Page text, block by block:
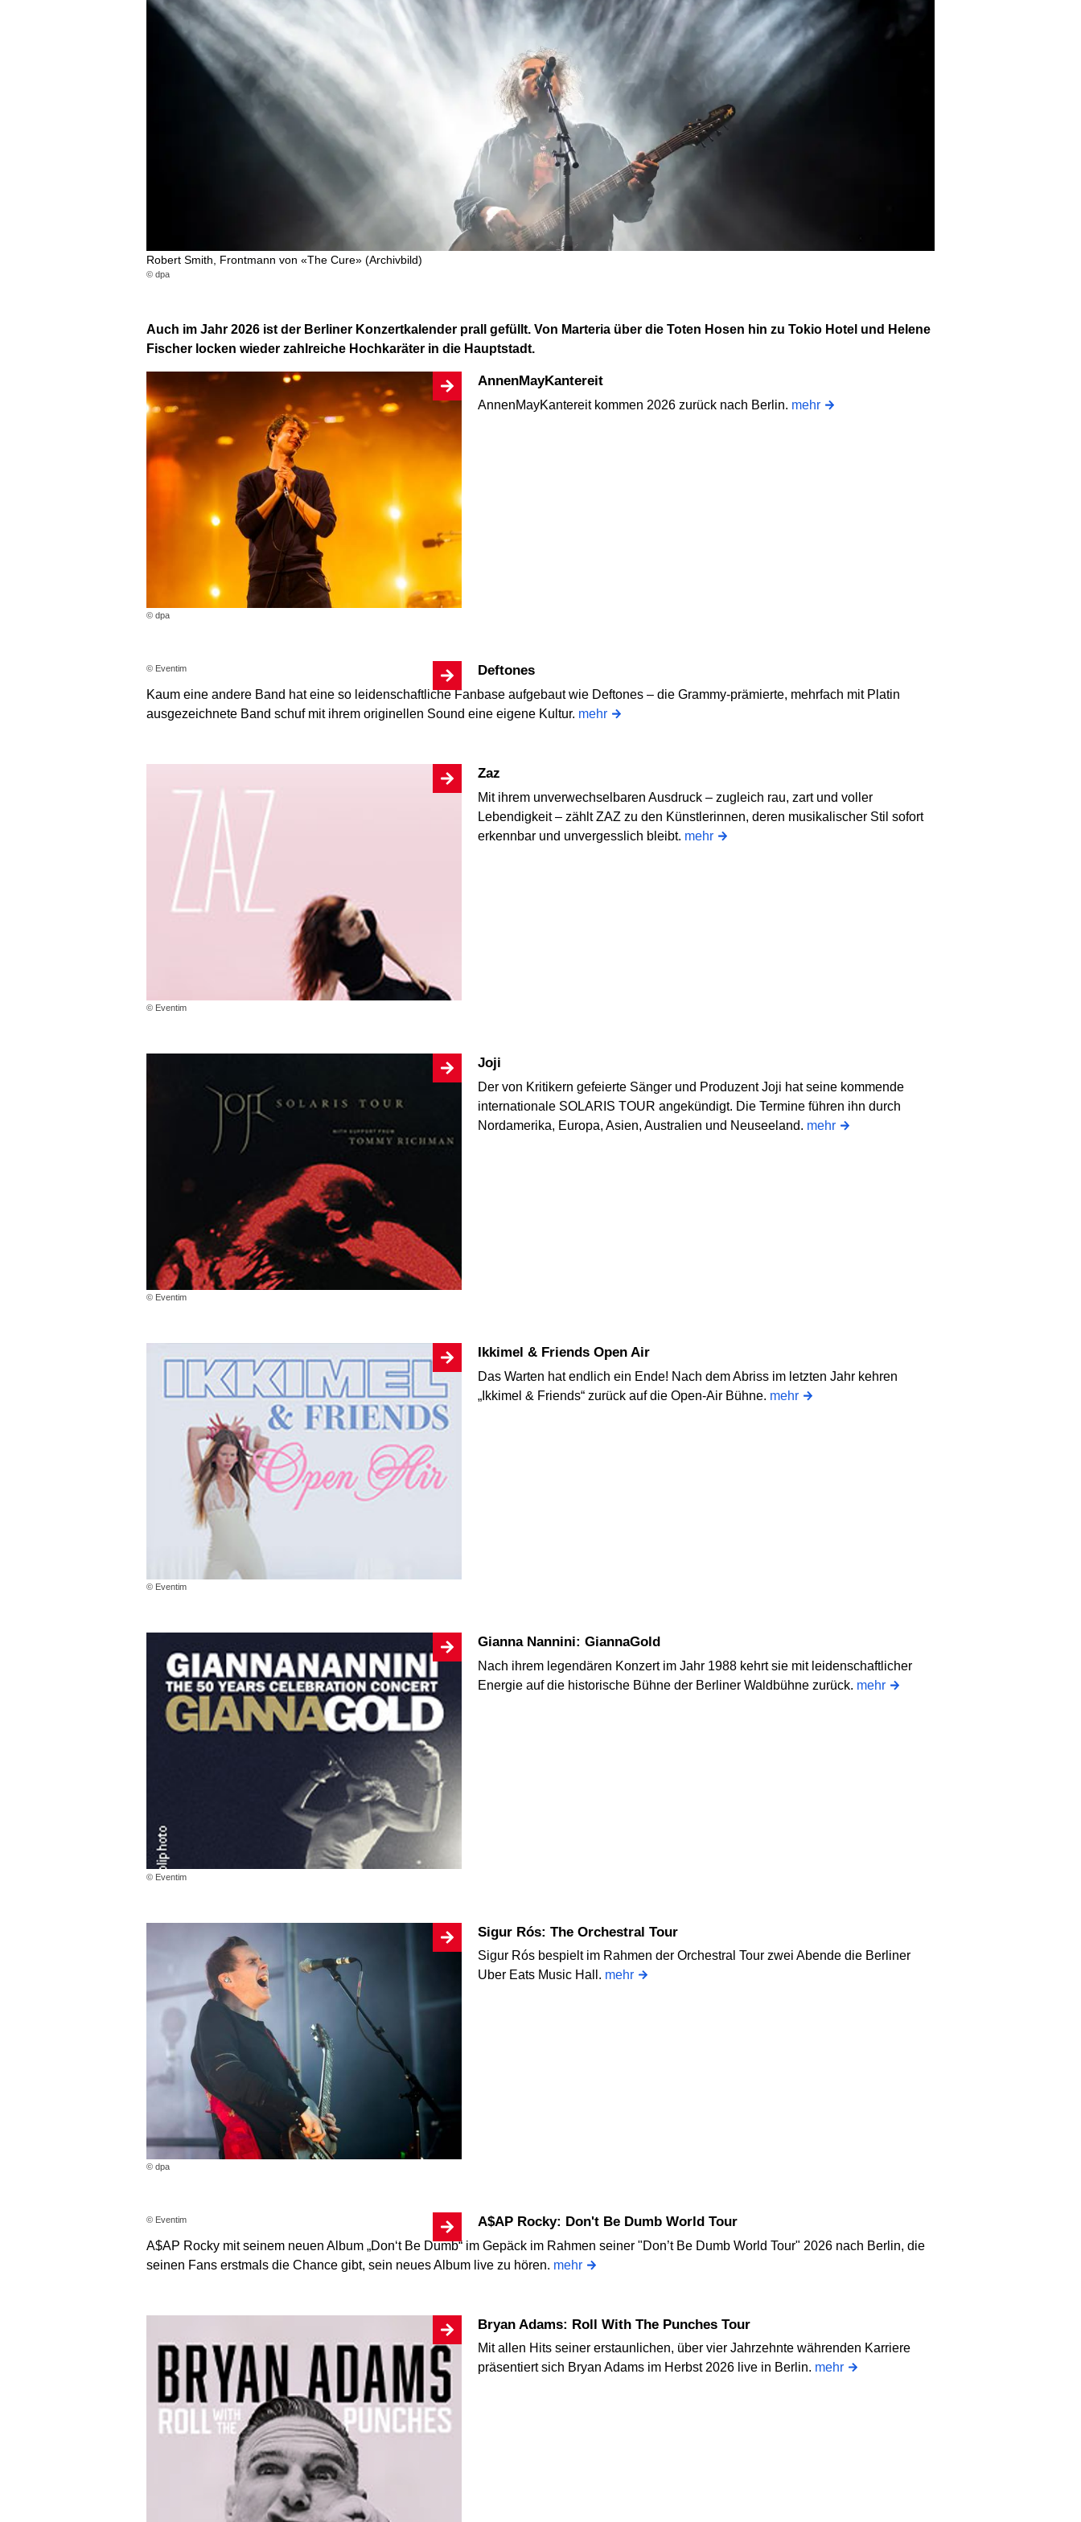
Robert Smith, Frontmann von «The Cure» (Archivbild)
© dpa
Auch im Jahr 2026 ist der Berliner Konzertkalender prall gefüllt. Von Marteria über die Toten Hosen hin zu Tokio Hotel und Helene
Fischer locken wieder zahlreiche Hochkaräter in die Hauptstadt.
© dpa
AnnenMayKantereit
AnnenMayKantereit kommen 2026 zurück nach Berlin. mehr
© Eventim Deftones
Kaum eine andere Band hat eine so leidenschaftliche Fanbase aufgebaut wie Deftones – die Grammy-prämierte, mehrfach mit Platin
ausgezeichnete Band schuf mit ihrem originellen Sound eine eigene Kultur. mehr
© Eventim
Zaz
Mit ihrem unverwechselbaren Ausdruck – zugleich rau, zart und voller
Lebendigkeit – zählt ZAZ zu den Künstlerinnen, deren musikalischer Stil sofort
erkennbar und unvergesslich bleibt. mehr
© Eventim
Joji
Der von Kritikern gefeierte Sänger und Produzent Joji hat seine kommende
internationale SOLARIS TOUR angekündigt. Die Termine führen ihn durch
Nordamerika, Europa, Asien, Australien und Neuseeland. mehr
© Eventim
Ikkimel & Friends Open Air
Das Warten hat endlich ein Ende! Nach dem Abriss im letzten Jahr kehren
„Ikkimel & Friends“ zurück auf die Open-Air Bühne. mehr
© Eventim
Gianna Nannini: GiannaGold
Nach ihrem legendären Konzert im Jahr 1988 kehrt sie mit leidenschaftlicher
Energie auf die historische Bühne der Berliner Waldbühne zurück. mehr
© dpa
Sigur Rós: The Orchestral Tour
Sigur Rós bespielt im Rahmen der Orchestral Tour zwei Abende die Berliner
Uber Eats Music Hall. mehr
© Eventim A$AP Rocky: Don't Be Dumb World Tour
A$AP Rocky mit seinem neuen Album „Don‘t Be Dumb“ im Gepäck im Rahmen seiner "Don’t Be Dumb World Tour" 2026 nach Berlin, die
seinen Fans erstmals die Chance gibt, sein neues Album live zu hören. mehr
Bryan Adams: Roll With The Punches Tour
Mit allen Hits seiner erstaunlichen, über vier Jahrzehnte währenden Karriere
präsentiert sich Bryan Adams im Herbst 2026 live in Berlin. mehr